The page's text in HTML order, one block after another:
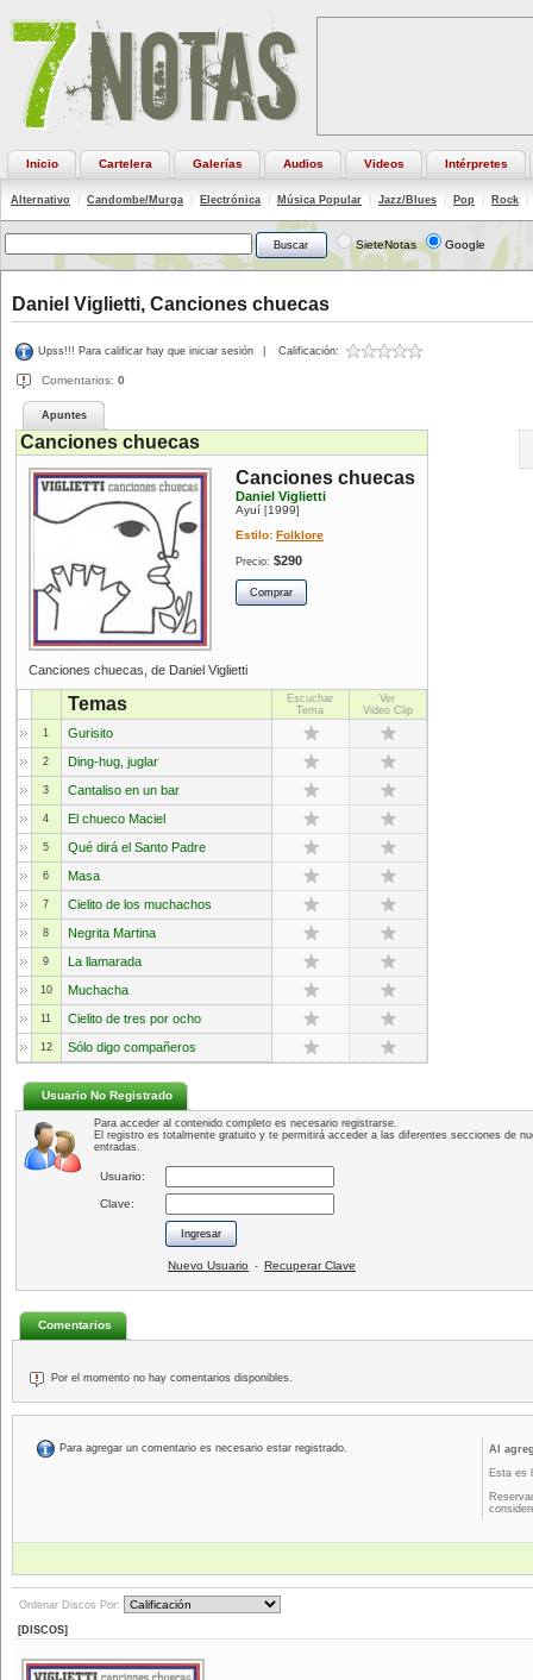
Inicio Cartelera Galerías Audios Videos Intérpretes
Alternativo Candombe/Murga Electrónica Música Popular Jazz/Blues Pop Rock
SieteNotas Google
Daniel Viglietti, Canciones chuecas
Upss!!! Para calificar hay que iniciar sesión Calificación:
Comentarios: 0
Apuntes
Canciones chuecas
Canciones chuecas
Daniel Viglietti
Ayuí [1999]
Estilo: Folklore
Precio: $290
Canciones chuecas, de Daniel Viglietti
Temas
Escuchar
Tema
Ver
Video Clip
1
Gurisito
2 Ding-hug, juglar
3 Cantaliso en un bar
4 El chueco Maciel
5 Qué dirá el Santo Padre
6 Masa
7 Cielito de los muchachos
8 Negrita Martina
9 La llamarada
10 Muchacha
11 Cielito de tres por ocho
12 Sólo digo compañeros
Usuario No Registrado
Para acceder al contenido completo es necesario registrarse.
El registro es totalmente gratuito y te permitirá acceder a las diferentes secciones de
entradas.
Usuario:
Clave:
Nuevo Usuario - Recuperar Clave
Comentarios
Por el momento no hay comentarios disponibles.
Para agregar un comentario es necesario estar registrado.
Al
Esta es
Ordenar Discos Por:
[DISCOS]